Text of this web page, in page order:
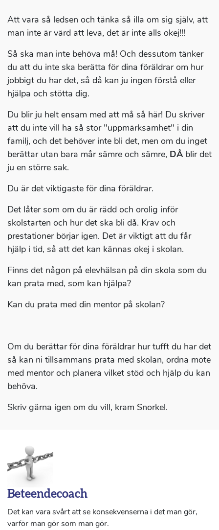
Att vara så ledsen och tänka så illa om sig själv, att
man inte är värd att leva, det är inte alls okej!!!
Så ska man inte behöva må! Och dessutom tänker
du att du inte ska berätta för dina föräldrar om hur
jobbigt du har det, så då kan ju ingen förstå eller
hjälpa och stötta dig.
Du blir ju helt ensam med att må så här! Du skriver
att du inte vill ha så stor "uppmärksamhet" i din
familj, och det behöver inte bli det, men om du inget
berättar utan bara mår sämre och sämre, DÅ blir det
ju en större sak.
Du är det viktigaste för dina föräldrar.
Det låter som om du är rädd och orolig inför
skolstarten och hur det ska bli då. Krav och
prestationer börjar igen. Det är viktigt att du får
hjälp i tid, så att det kan kännas okej i skolan.
Finns det någon på elevhälsan på din skola som du
kan prata med, som kan hjälpa?
Kan du prata med din mentor på skolan?
Om du berättar för dina föräldrar hur tufft du har det
så kan ni tillsammans prata med skolan, ordna möte
med mentor och planera vilket stöd och hjälp du kan
behöva.
Skriv gärna igen om du vill, kram Snorkel.
Beteendecoach
Det kan vara svårt att se konsekvenserna i det man gör,
varför man gör som man gör.